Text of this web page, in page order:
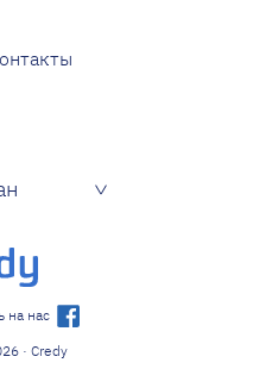
на нас
· Credy